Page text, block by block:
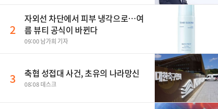
2
자외선 차단에서 피부 냉각으로…여
름 뷰티 공식이 바뀐다
09:00 남가희 기자
3 축협 성접대 사건, 초유의 나라망신
08:08 데스크